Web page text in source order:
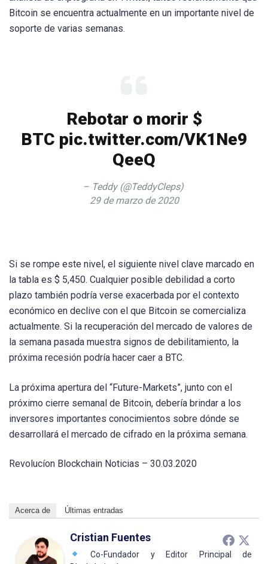
Bitcoin se encuentra actualmente en un importante nivel de
soporte de varias semanas.
Rebotar o morir $
BTC pic.twitter.com/VK1Ne9
QeeQ
– Teddy (@TeddyCleps)
29 de marzo de 2020
Si se rompe este nivel, el siguiente nivel clave marcado en
la tabla es $ 5,450. Cualquier posible debilidad a corto
plazo también podría verse exacerbada por el contexto
económico en declive con el que Bitcoin se comercializa
actualmente. Si la recuperación del mercado de valores de
la semana pasada muestra signos de debilitamiento, la
próxima recesión podría hacer caer a BTC.
La próxima apertura del “Future-Markets”, junto con el
próximo cierre semanal de Bitcoin, debería brindar a los
inversores importantes conocimientos sobre dónde se
desarrollará el mercado de cifrado en la próxima semana.
Revolucíon Blockchain Noticias – 30.03.2020
Acerca de Últimas entradas
Cristian Fuentes
Co-Fundador y Editor Principal de